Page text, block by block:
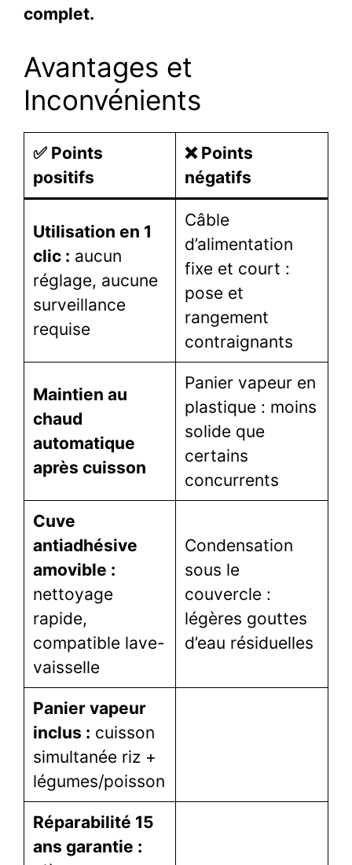
complet.
Avantages et
Inconvénients
✅ Points
positifs
❌ Points
négatifs
Utilisation en 1
clic : aucun
réglage, aucune
surveillance
requise
Câble
d’alimentation
fixe et court :
pose et
rangement
contraignants
Maintien au
chaud
automatique
après cuisson
Panier vapeur en
plastique : moins
solide que
certains
concurrents
Cuve
antiadhésive
amovible :
nettoyage
rapide,
compatible lave-
vaisselle
Condensation
sous le
couvercle :
légères gouttes
d’eau résiduelles
Panier vapeur
inclus : cuisson
simultanée riz +
légumes/poisson
Réparabilité 15
ans garantie :